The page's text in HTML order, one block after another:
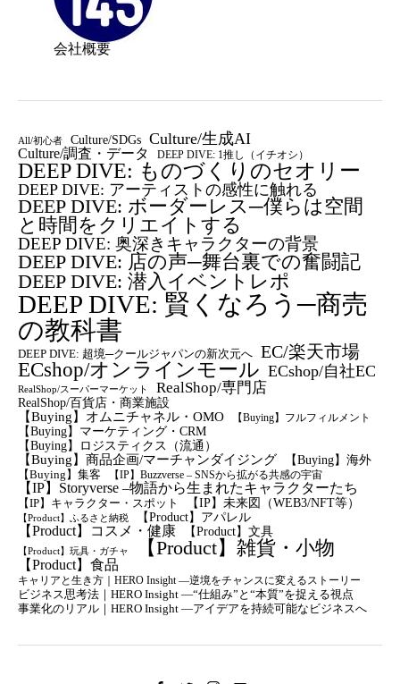
会社概要
All/初心者 Culture/SDGs Culture/生成AI
Culture/調査・データ DEEP DIVE: 1推し（イチオシ）
DEEP DIVE: ものづくりのセオリー
DEEP DIVE: アーティストの感性に触れる
DEEP DIVE: ボーダーレス─僕らは空間
と時間をクリエイトする
DEEP DIVE: 奥深きキャラクターの背景
DEEP DIVE: 店の声─舞台裏での奮闘記
DEEP DIVE: 潜入イベントレポ
DEEP DIVE: 賢くなろう─商売
の教科書
DEEP DIVE: 超境─クールジャパンの新次元へ EC/楽天市場
ECshop/オンラインモール ECshop/自社EC
RealShop/スーパーマーケット RealShop/専門店
RealShop/百貨店・商業施設
【Buying】オムニチャネル・OMO
【Buying】フルフィルメント
【Buying】マーケティング・CRM
【buying】ロジスティクス（流通）
【Buying】商品企画/マーチャンダイジング 【Buying】海外
【Buying】集客 【IP】Buzzverse – SNSから拡がる共感の宇宙
【IP】Storyverse –物語から生まれたキャラクターたち
【IP】キャラクター・スポット 【IP】未来図（WEB3/NFT等）
【Product】ふるさと納税 【Product】アパレル
【Product】コスメ・健康 【Product】文具
【Product】玩具・ガチャ 【Product】雑貨・小物
【Product】食品
キャリアと生き方｜HERO Insight —逆境をチャンスに変えるストーリー
ビジネス思考法｜HERO Insight —“仕組み”と“本質”を捉える視点
事業化のリアル｜HERO Insight —アイデアを持続可能なビジネスへ